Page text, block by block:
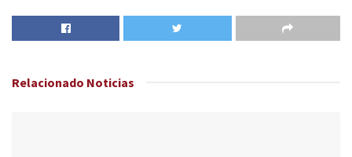
Relacionado Noticias